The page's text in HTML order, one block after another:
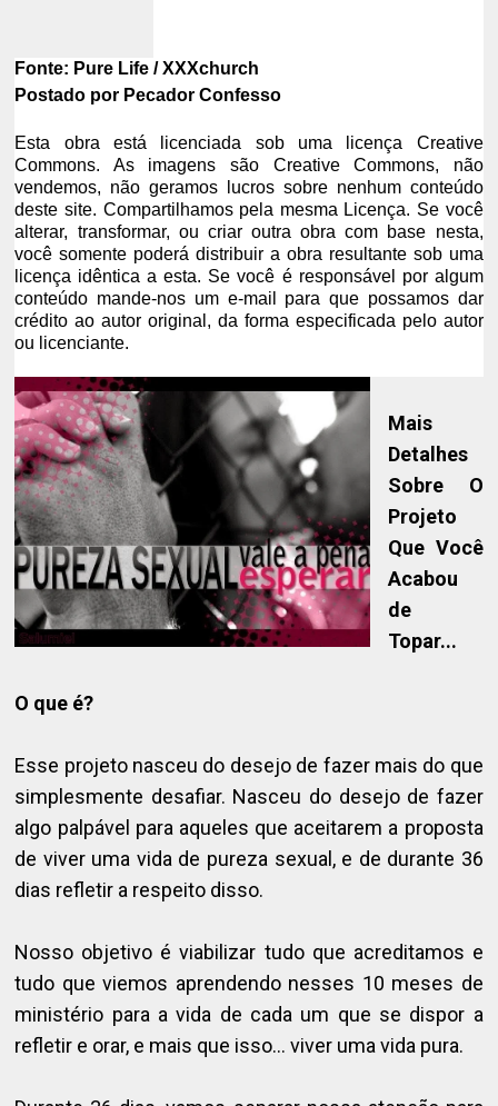
Fonte: Pure Life / XXXchurch
Postado por Pecador Confesso
Esta obra está licenciada sob uma licença Creative
Commons. As imagens são Creative Commons, não
vendemos, não geramos lucros sobre nenhum conteúdo
deste site. Compartilhamos pela mesma Licença. Se você
alterar, transformar, ou criar outra obra com base nesta,
você somente poderá distribuir a obra resultante sob uma
licença idêntica a esta. Se você é responsável por algum
conteúdo mande-nos um e-mail para que possamos dar
crédito ao autor original, da forma especificada pelo autor
ou licenciante.
Mais
Detalhes
Sobre O
Projeto
Que Você
Acabou
de
Topar...
O que é?
Esse projeto nasceu do desejo de fazer mais do que
simplesmente desafiar. Nasceu do desejo de fazer
algo palpável para aqueles que aceitarem a proposta
de viver uma vida de pureza sexual, e de durante 36
dias refletir a respeito disso.
Nosso objetivo é viabilizar tudo que acreditamos e
tudo que viemos aprendendo nesses 10 meses de
ministério para a vida de cada um que se dispor a
refletir e orar, e mais que isso… viver uma vida pura.